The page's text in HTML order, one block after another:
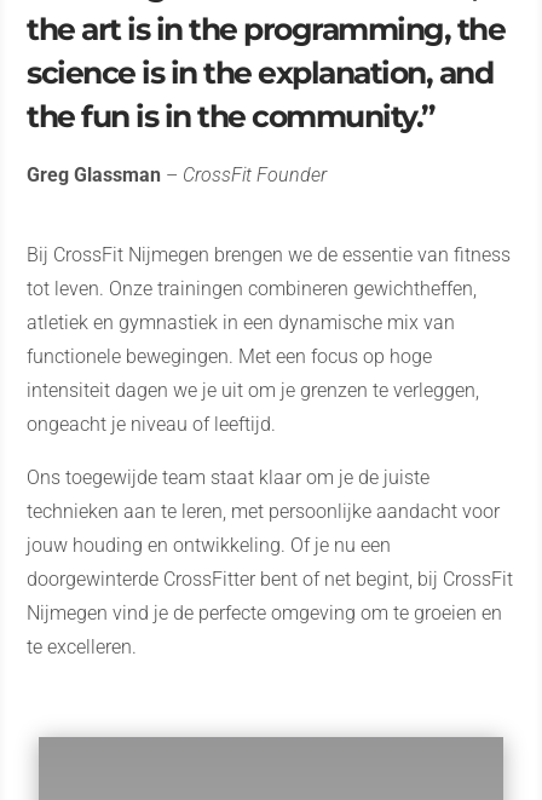
the art is in the programming, the
science is in the explanation, and
the fun is in the community.”
Greg Glassman – CrossFit Founder
Bij CrossFit Nijmegen brengen we de essentie van fitness
tot leven. Onze trainingen combineren gewichtheffen,
atletiek en gymnastiek in een dynamische mix van
functionele bewegingen. Met een focus op hoge
intensiteit dagen we je uit om je grenzen te verleggen,
ongeacht je niveau of leeftijd.
Ons toegewijde team staat klaar om je de juiste
technieken aan te leren, met persoonlijke aandacht voor
jouw houding en ontwikkeling. Of je nu een
doorgewinterde CrossFitter bent of net begint, bij CrossFit
Nijmegen vind je de perfecte omgeving om te groeien en
te excelleren.